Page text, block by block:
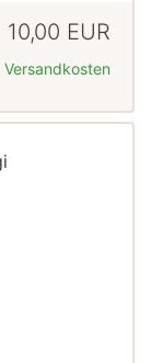
10,00 EUR
Versandkosten